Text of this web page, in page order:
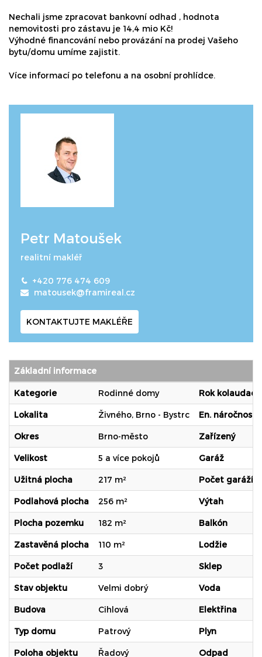
Nechali jsme zpracovat bankovní odhad , hodnota
nemovitosti pro zástavu je 14,4 mio Kč!
Výhodné financování nebo provázání na prodej Vašeho
bytu/domu umíme zajistit.
Více informací po telefonu a na osobní prohlídce.
Petr Matoušek
realitní makléř
+420 776 474 609
matousek@framireal.cz
KONTAKTUJTE MAKLÉŘE
Základní informace
Kategorie Rodinné domy Rok kolaudace
Lokalita Živného, Brno - Bystrc En. náročnost
Okres Brno-město Zařízený
Velikost 5 a více pokojů Garáž
Užitná plocha 217 m² Počet garáží
Podlahová plocha 256 m² Výtah
Plocha pozemku 182 m² Balkón
Zastavěná plocha 110 m² Lodžie
Počet podlaží 3 Sklep
Stav objektu Velmi dobrý Voda
Budova Cihlová Elektřina
Typ domu Patrový Plyn
Poloha objektu Řadový Odpad